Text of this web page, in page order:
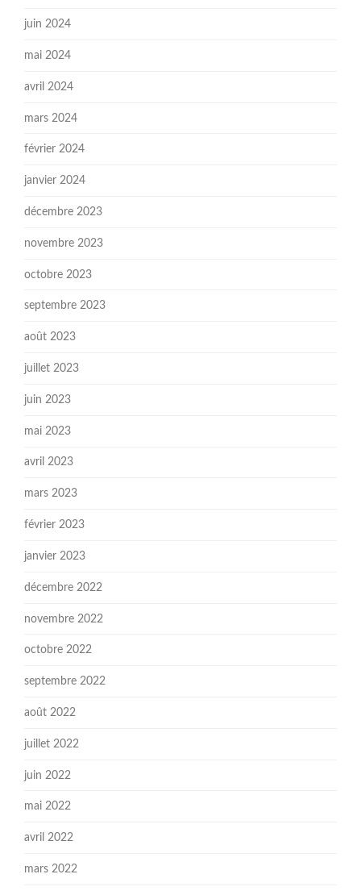
juin 2024
mai 2024
avril 2024
mars 2024
février 2024
janvier 2024
décembre 2023
novembre 2023
octobre 2023
septembre 2023
août 2023
juillet 2023
juin 2023
mai 2023
avril 2023
mars 2023
février 2023
janvier 2023
décembre 2022
novembre 2022
octobre 2022
septembre 2022
août 2022
juillet 2022
juin 2022
mai 2022
avril 2022
mars 2022